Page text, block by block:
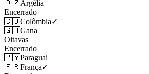
🇩🇿Argélia
Encerrado
🇨🇴Colômbia✓
🇬🇭Gana
Oitavas
Encerrado
🇵🇾Paraguai
🇫🇷França✓